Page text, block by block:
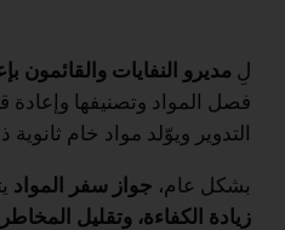
لِ مديرو النفايات والقائمون
فصل المواد وتصنيفها وإعادة
التدوير ويوّلد مواد خام
بشكل عام، جواز سفر المواد
زيادة الكفاءة، وتقليل